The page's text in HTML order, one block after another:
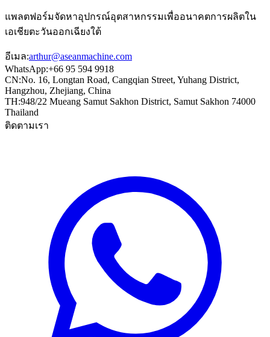
แพลตฟอร์มจัดหาอุปกรณ์อุตสาหกรรมเพื่ออนาคตการผลิตใน
เอเชียตะวันออกเฉียงใต้
อีเมล:arthur@aseanmachine.com
WhatsApp:+66 95 594 9918
CN:No. 16, Longtan Road, Cangqian Street, Yuhang District,
Hangzhou, Zhejiang, China
TH:948/22 Mueang Samut Sakhon District, Samut Sakhon 74000
Thailand
ติดตามเรา